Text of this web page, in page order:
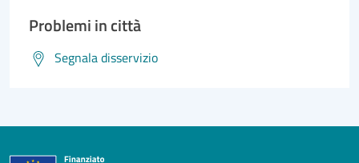
Problemi in città
Segnala disservizio